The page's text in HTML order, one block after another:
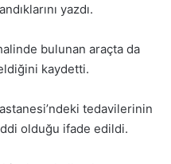
yazdı.
bulunan araçta da
kaydetti.
tedavilerinin
olduğu ifade edildi.